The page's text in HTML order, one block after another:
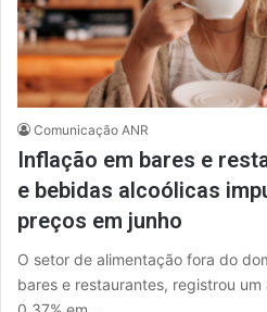
Comunicação ANR
Inflação em bares e
e bebidas alcoólicas
preços em junho
O setor de alimentação fora do
bares e restaurantes, registrou